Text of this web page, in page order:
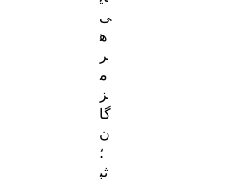
ی
ه
ر
م
ز
گا
ن
؛
ثب